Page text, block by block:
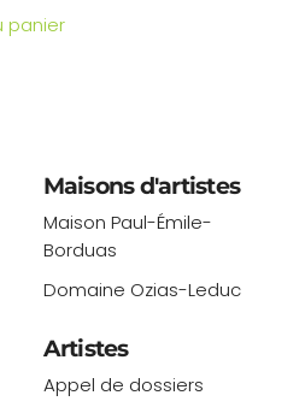
panier
Maisons d'artistes
Maison Paul-Émile-
Borduas
Domaine Ozias-Leduc
Artistes
Appel de dossiers